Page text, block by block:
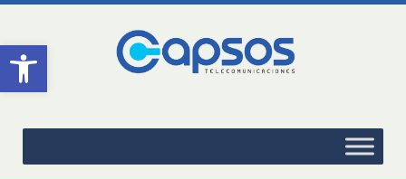
Abrir barra de herramientas